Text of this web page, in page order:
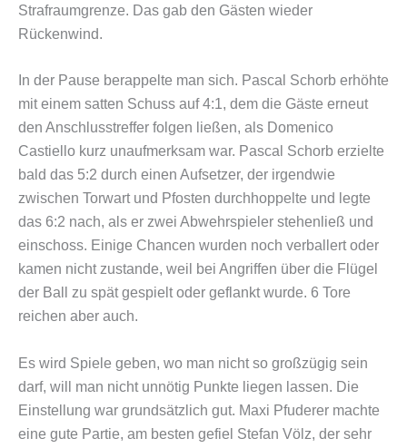
Strafraumgrenze. Das gab den Gästen wieder
Rückenwind.
In der Pause berappelte man sich. Pascal Schorb erhöhte
mit einem satten Schuss auf 4:1, dem die Gäste erneut
den Anschlusstreffer folgen ließen, als Domenico
Castiello kurz unaufmerksam war. Pascal Schorb erzielte
bald das 5:2 durch einen Aufsetzer, der irgendwie
zwischen Torwart und Pfosten durchhoppelte und legte
das 6:2 nach, als er zwei Abwehrspieler stehenließ und
einschoss. Einige Chancen wurden noch verballert oder
kamen nicht zustande, weil bei Angriffen über die Flügel
der Ball zu spät gespielt oder geflankt wurde. 6 Tore
reichen aber auch.
Es wird Spiele geben, wo man nicht so großzügig sein
darf, will man nicht unnötig Punkte liegen lassen. Die
Einstellung war grundsätzlich gut. Maxi Pfuderer machte
eine gute Partie, am besten gefiel Stefan Völz, der sehr